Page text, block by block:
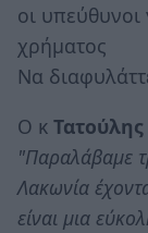
οι
χρήματος
Να
Ο κ Τατούλης
"Παραλάβαμε
Λακωνία
είναι μια